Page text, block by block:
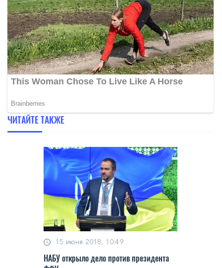
ЧИТАЙТЕ ТАКЖЕ
15 июня 2018, 10:49
НАБУ открыло дело против президента